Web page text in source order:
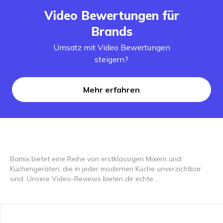
Video Bewertungen für
Brands
Umsatz mit Video Bewertungen
steigern?
Mehr erfahren
Bamix bietet eine Reihe von erstklassigen Mixern und
Küchengeräten, die in jeder modernen Küche unverzichtbar
sind. Unsere Video-Reviews bieten dir echte